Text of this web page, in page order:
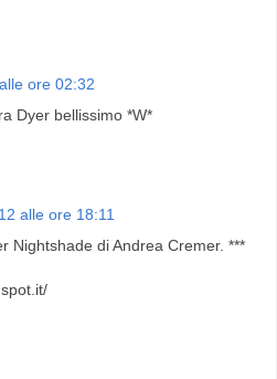
ore 02:32
Dyer bellissimo *W*
alle ore 18:11
Nightshade di Andrea Cremer. ***